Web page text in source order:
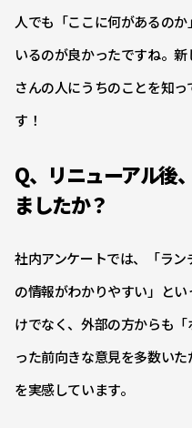
人でも「ここに何があるの
いるのが良かったですね。
さんの人にうちのことを知
す！
Q、リニューアル後
ましたか？
社内アンケートでは、「ラ
の情報がわかりやすい」と
けでなく、外部の方からも
った前向きな意見を多数い
を実感しています。